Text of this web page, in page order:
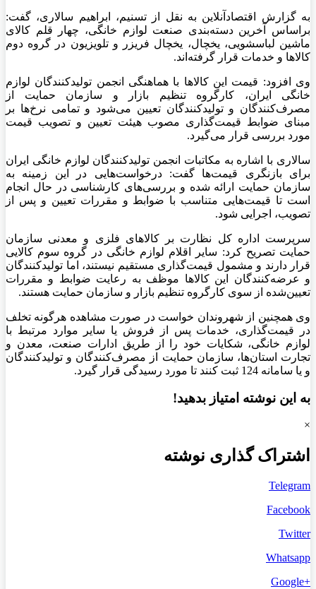
به گزارش اقتصادآنلاین به نقل از تسنیم، ابراهیم سالاری، گفت:
براساس آخرین دسته‌بندی صنعت لوازم خانگی، چهار قلم کالای
ماشین لباسشویی، یخچال، یخچال فریزر و تلویزیون در گروه دوم
کالاها و خدمات قرار گرفته‌اند.
وی افزود: قیمت این کالاها با هماهنگی انجمن تولیدکنندگان لوازم
خانگی ایران، کارگروه تنظیم بازار و سازمان حمایت از
مصرف‌کنندگان و تولیدکنندگان تعیین می‌شود و تمامی نرخ‌ها بر
مبنای ضوابط قیمت‌گذاری مصوب هیئت تعیین و تصویب قیمت
مورد بررسی قرار می‌گیرد.
سالاری با اشاره به مکاتبات انجمن تولیدکنندگان لوازم خانگی ایران
برای بازنگری قیمت‌ها گفت: درخواست‌هایی در این زمینه به
سازمان حمایت ارائه شده و بررسی‌های کارشناسی در حال انجام
است تا قیمت‌هایی متناسب با ضوابط و مقررات تعیین و پس از
تصویب، اجرایی شود.
سرپرست اداره کل نظارت بر کالاهای فلزی و معدنی سازمان
حمایت تصریح کرد: سایر اقلام لوازم خانگی در گروه سوم کالایی
قرار دارند و مشمول قیمت‌گذاری مستقیم نیستند، اما تولیدکنندگان
و عرضه‌کنندگان این کالاها موظف به رعایت ضوابط و مقررات
تعیین‌شده از سوی کارگروه تنظیم بازار و سازمان حمایت هستند.
وی همچنین از شهروندان خواست در صورت مشاهده هرگونه تخلف
در قیمت‌گذاری، خدمات پس از فروش یا سایر موارد مرتبط با
لوازم خانگی، شکایات خود را از طریق ادارات صنعت، معدن و
تجارت استان‌ها، سازمان حمایت از مصرف‌کنندگان و تولیدکنندگان
و یا سامانه 124 ثبت کنند تا مورد رسیدگی قرار گیرد.
به این نوشته امتیاز بدهید!
×
اشتراک گذاری نوشته
Telegram
Facebook
Twitter
Whatsapp
+Google